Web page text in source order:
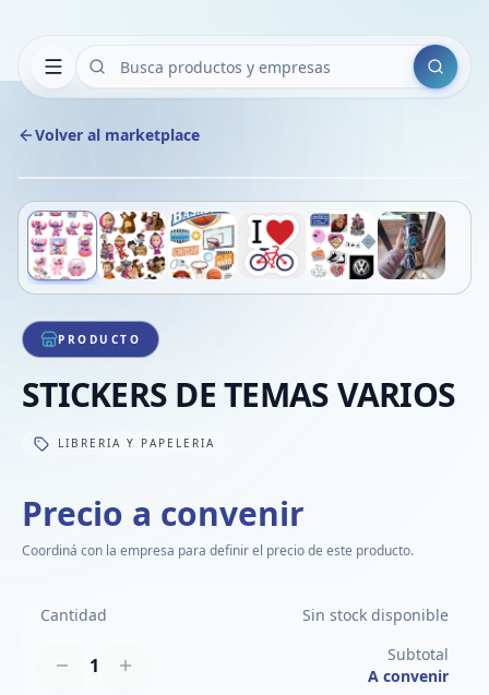
Buscar
Volver al marketplace
VER
1/6
PRODUCTO
STICKERS DE TEMAS VARIOS
LIBRERIA Y PAPELERIA
Precio a convenir
Coordiná con la empresa para definir el precio de este producto.
Cantidad Sin stock disponible
1
Subtotal
A convenir